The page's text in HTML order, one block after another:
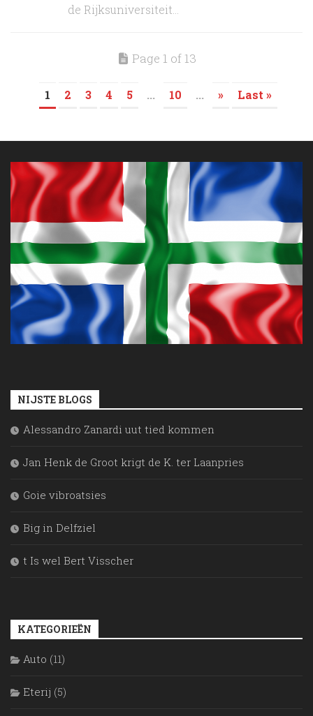
de Rijksuniversiteit...
Page 1 of 13
1 2 3 4 5 ... 10 ... » Last »
NIJSTE BLOGS
Alessandro Zanardi uut tied kommen
Jan Henk de Groot krigt de K. ter Laanpries
Goie vibroatsies
Big in Delfziel
t Is wel Bert Visscher
KATEGORIEËN
Auto (11)
Eterij (5)